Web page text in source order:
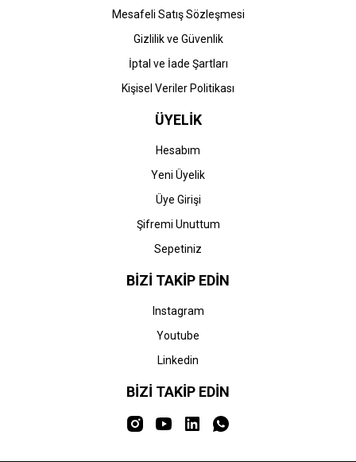
Mesafeli Satış Sözleşmesi
Gizlilik ve Güvenlik
İptal ve İade Şartları
Kişisel Veriler Politikası
ÜYELİK
Hesabım
Yeni Üyelik
Üye Girişi
Şifremi Unuttum
Sepetiniz
BİZİ TAKİP EDİN
Instagram
Youtube
Linkedin
BİZİ TAKİP EDİN